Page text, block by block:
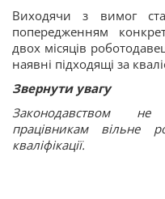
Виходячи з вимог
попередженням
двох місяців
наявні підходящі за
Звернути увагу
Законодавством не
працівникам вільне
кваліфікації.